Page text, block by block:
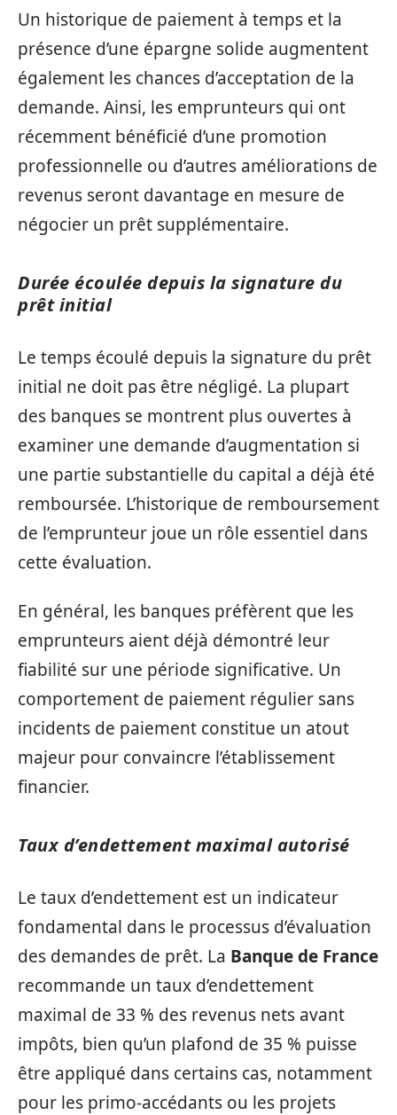
Un historique de paiement à temps et la
présence d’une épargne solide augmentent
également les chances d’acceptation de la
demande. Ainsi, les emprunteurs qui ont
récemment bénéficié d’une promotion
professionnelle ou d’autres améliorations de
revenus seront davantage en mesure de
négocier un prêt supplémentaire.
Durée écoulée depuis la signature du
prêt initial
Le temps écoulé depuis la signature du prêt
initial ne doit pas être négligé. La plupart
des banques se montrent plus ouvertes à
examiner une demande d’augmentation si
une partie substantielle du capital a déjà été
remboursée. L’historique de remboursement
de l’emprunteur joue un rôle essentiel dans
cette évaluation.
En général, les banques préfèrent que les
emprunteurs aient déjà démontré leur
fiabilité sur une période significative. Un
comportement de paiement régulier sans
incidents de paiement constitue un atout
majeur pour convaincre l’établissement
financier.
Taux d’endettement maximal autorisé
Le taux d’endettement est un indicateur
fondamental dans le processus d’évaluation
des demandes de prêt. La Banque de France
recommande un taux d’endettement
maximal de 33 % des revenus nets avant
impôts, bien qu’un plafond de 35 % puisse
être appliqué dans certains cas, notamment
pour les primo-accédants ou les projets